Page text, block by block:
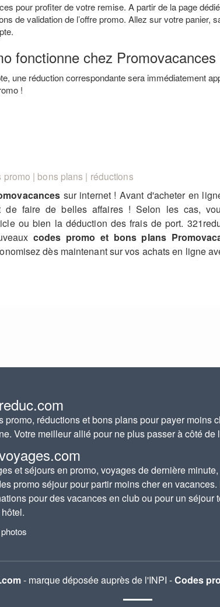
pour profiter de votre remise. A partir de la page
de validation de l’offre promo. Allez sur votre panier,
fonctionne chez Promovacances
une réduction correspondante sera immédiatement
!
| bons plans | réductions
sur internet ! Avant d'acheter en
de faire de belles affaires ! Selon les cas,
ou bien la déduction des frais de port.
codes promo et bons plans
dès maintenant sur vos achats en ligne
promo, réductions et bons plans pour payer moins
Votre meilleur allié pour ne plus passer à côté de
et séjours en promo, voyages de dernière
promo séjour pour partir moins cher en
pour des vacances en club ou pour un séjour
- marque déposée auprès de l'INPI -Codes